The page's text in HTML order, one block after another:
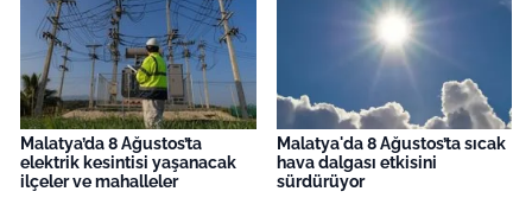
Malatya’da 8 Ağustos’ta
elektrik kesintisi yaşanacak
ilçeler ve mahalleler
Malatya'da 8 Ağustos’ta sıcak
hava dalgası etkisini
sürdürüyor